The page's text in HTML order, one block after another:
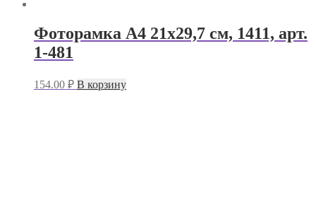
Фоторамка А4 21х29,7 см, 1411, арт.
1-481
154.00 ₽ В корзину